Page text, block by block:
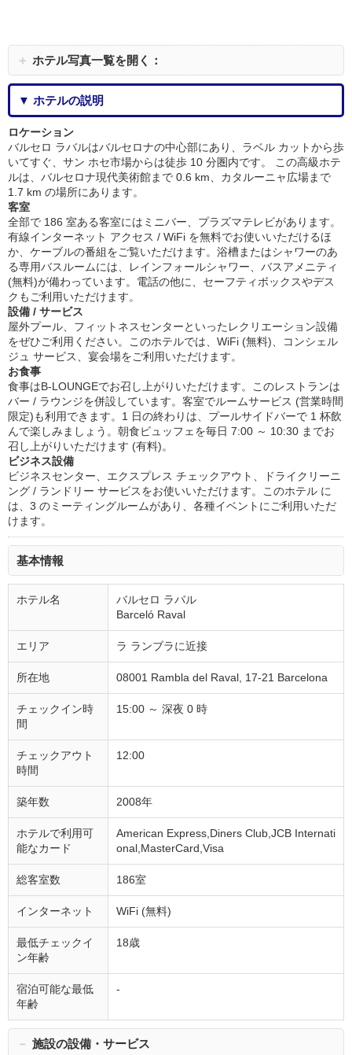
＋ ホテル写真一覧を開く：
▼ ホテルの説明
ロケーション
バルセロ ラバルはバルセロナの中心部にあり、ラベル カットから歩
いてすぐ、サン ホセ市場からは徒歩 10 分圏内です。 この高級ホテ
ルは、バルセロナ現代美術館まで 0.6 km、カタルーニャ広場まで
1.7 km の場所にあります。
客室
全部で 186 室ある客室にはミニバー、プラズマテレビがあります。
有線インターネット アクセス / WiFi を無料でお使いいただけるほ
か、ケーブルの番組をご覧いただけます。浴槽またはシャワーのあ
る専用バスルームには、レインフォールシャワー、バスアメニティ
(無料)が備わっています。電話の他に、セーフティボックスやデス
クもご利用いただけます。
設備 / サービス
屋外プール、フィットネスセンターといったレクリエーション設備
をぜひご利用ください。このホテルでは、WiFi (無料)、コンシェル
ジュ サービス、宴会場をご利用いただけます。
お食事
食事はB-LOUNGEでお召し上がりいただけます。このレストランは
バー / ラウンジを併設しています。客室でルームサービス (営業時間
限定)も利用できます。1 日の終わりは、プールサイドバーで 1 杯飲
んで楽しみましょう。朝食ビュッフェを毎日 7:00 ～ 10:30 までお
召し上がりいただけます (有料)。
ビジネス設備
ビジネスセンター、エクスプレス チェックアウト、ドライクリーニ
ング / ランドリー サービスをお使いいただけます。このホテル に
は、3 のミーティングルームがあり、各種イベントにご利用いただ
けます。
基本情報
ホテル名
バルセロ ラバル
Barceló Raval
エリア ラ ランブラに近接
所在地 08001 Rambla del Raval, 17-21 Barcelona
チェックイン時
間
15:00 ～ 深夜 0 時
チェックアウト
時間
12:00
築年数 2008年
ホテルで利用可
能なカード
American Express,Diners Club,JCB Internati
onal,MasterCard,Visa
総客室数 186室
インターネット WiFi (無料)
最低チェックイ
ン年齢
18歳
宿泊可能な最低
年齢
-
－ 施設の設備・サービス